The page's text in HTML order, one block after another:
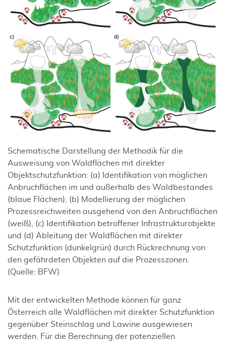
Schematische Darstellung der Methodik für die
Ausweisung von Waldflächen mit direkter
Objektschutzfunktion: (a) Identifikation von möglichen
Anbruchflächen im und außerhalb des Waldbestandes
(blaue Flächen), (b) Modellierung der möglichen
Prozessreichweiten ausgehend von den Anbruchflächen
(weiß), (c) Identifikation betroffener Infrastrukturobjekte
und (d) Ableitung der Waldflächen mit direkter
Schutzfunktion (dunkelgrün) durch Rückrechnung von
den gefährdeten Objekten auf die Prozesszonen.
(Quelle: BFW)
Mit der entwickelten Methode können für ganz
Österreich alle Waldflächen mit direkter Schutzfunktion
gegenüber Steinschlag und Lawine ausgewiesen
werden. Für die Berechnung der potenziellen